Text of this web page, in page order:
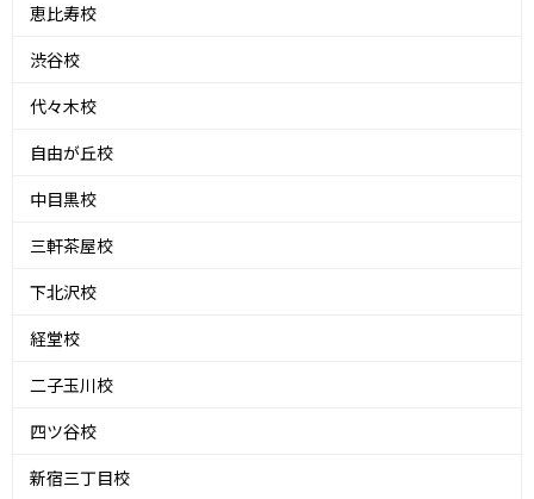
恵比寿校
渋谷校
代々木校
自由が丘校
中目黒校
三軒茶屋校
下北沢校
経堂校
二子玉川校
四ツ谷校
新宿三丁目校